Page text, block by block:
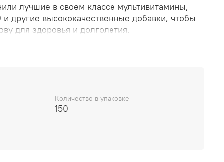
лучшие в своем классе мультивитамины,
другие высококачественные добавки, чтобы
для здоровья и долголетия.
здоровью сердца и выработке клеточной
организму.
Количество в упаковке
150